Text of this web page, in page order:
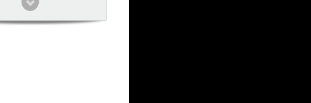
系列 浪漫王者 基里尔
琴独奏会[2026-09-24